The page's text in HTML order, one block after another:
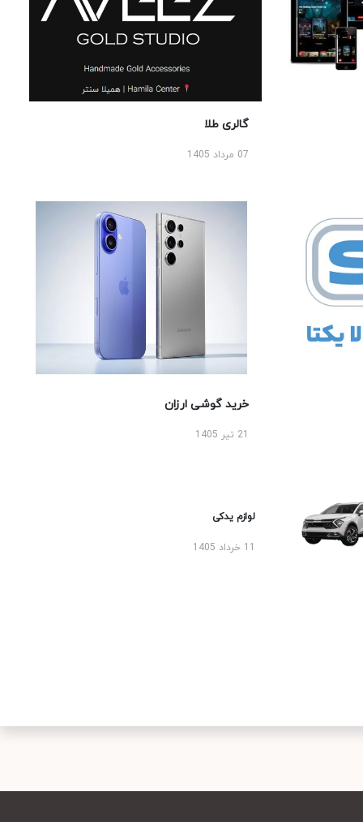
گالری طلا
07 مرداد 1405
خرید گوشی ارزان
لوازم یدکی